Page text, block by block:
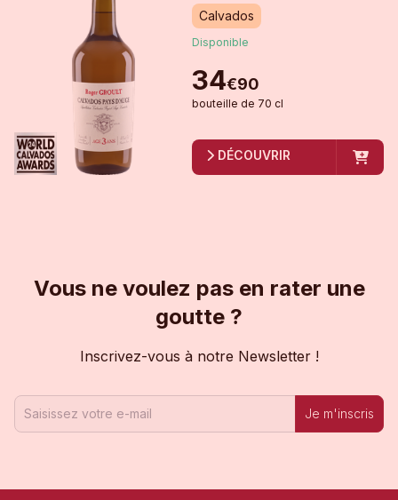
Calvados
Disponible
34€90
bouteille de 70 cl
DÉCOUVRIR
Vous ne voulez pas en rater une
goutte ?
Inscrivez-vous à notre Newsletter !
Je m'inscris